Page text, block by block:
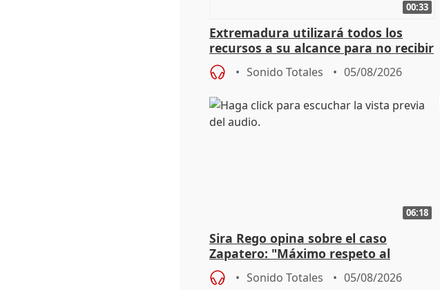
00:33
Extremadura utilizará todos los
recursos a su alcance para no recibir
más menores migrantes
Sonido Totales 05/08/2026
06:18
Sira Rego opina sobre el caso
Zapatero: "Máximo respeto al
proceso judicial"
Sonido Totales 05/08/2026